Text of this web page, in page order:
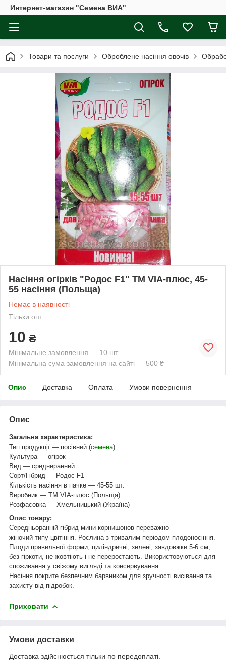
Интернет-магазин "Семена ВИА"
Товари та послуги Оброблене насіння овочів
Насіння огірків "Родос F1" ТМ VIA-плюс, 45-
55 насіння (Польща)
Немає в наявності
Тільки опт
10 ₴
Мінімальне замовлення — 10 шт.
Мінімальна сума замовлення на сайті — 500 ₴
Опис Доставка Оплата Умови повернення
Опис
Загальна характеристика:
Тип продукції — посівний (семена)
Культура — огірок
Вид ― среднеранний
Сорт/Гібрид — Родос F1
Кількість насіння в пачке — 45-55 шт.
Виробник — ТМ VIA-плюс (Польща)
Розфасовка — Хмельницький (Україна)
Опис товару:
Середньоранній гібрид мини-корнишонов переважно
жіночий типу цвітіння. Рослина з тривалим періодом плодоносіння.
Плоди правильної форми, циліндричні, зелені, завдовжки 5-6 см,
без гіркоти, не жовтіють і не переростають. Використовуються для
споживання у свіжому вигляді та консервування.
Насіння покрите безпечним барвником для зручності висівання та
захисту від підробок.
Приховати
Умови доставки
Доставка здійснюється тільки по передоплаті.